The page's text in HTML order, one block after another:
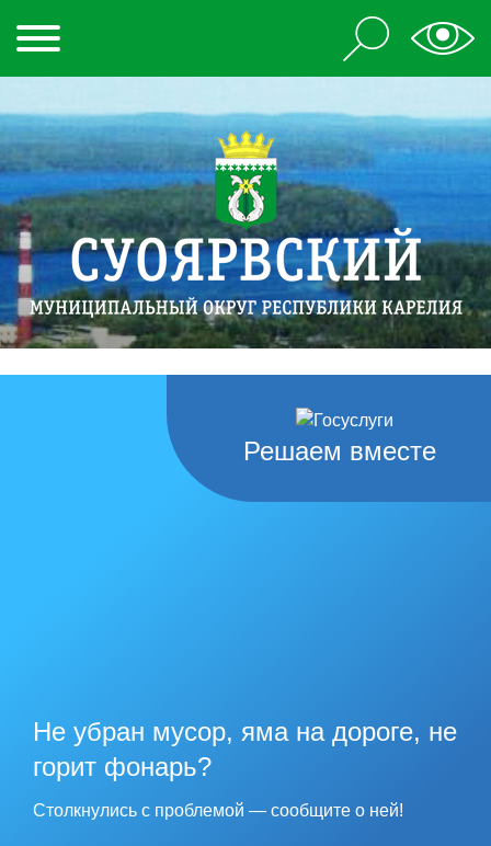
Решаем вместе
Не убран мусор, яма на дороге, не
горит фонарь?
Столкнулись с проблемой — сообщите о ней!